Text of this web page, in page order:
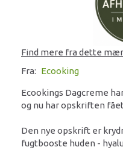
Find mere fra dette
Fra: Ecooking
Ecookings Dagcreme
og nu har opskriften
Den nye opskrift er
fugtbooste huden -